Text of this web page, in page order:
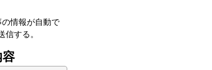
情報が自動で
信する。